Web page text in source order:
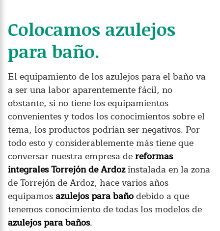
Colocamos azulejos
para baño.
El equipamiento de los azulejos para el baño va
a ser una labor aparentemente fácil, no
obstante, si no tiene los equipamientos
convenientes y todos los conocimientos sobre el
tema, los productos podrían ser negativos. Por
todo esto y considerablemente más tiene que
conversar nuestra empresa dereformas
integrales Torrejón de Ardozinstalada en la zona
de Torrejón de Ardoz, hace varios años
equipamosazulejos para bañodebido a que
tenemos conocimiento de todas los modelos de
azulejos para baños.